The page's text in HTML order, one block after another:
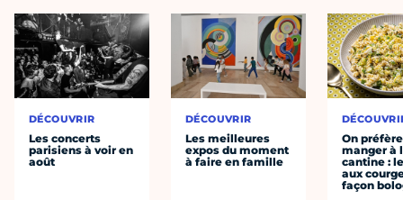
DÉCOUVRIR
Les concerts
parisiens à voir en
août
DÉCOUVRIR
Les meilleures
expos du moment
à faire en famille
On préfère
manger à
cantine :
aux
façon